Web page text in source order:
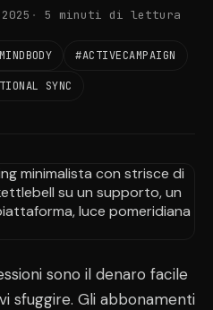
5 minuti di lettura
#ACTIVECAMPAIGN
SYNC
sono il denaro facile
sfuggire. Gli abbonamenti